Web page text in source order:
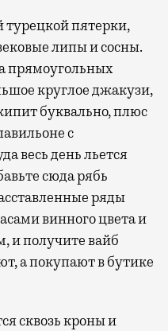
турецкой пятерки,
липы и сосны.
прямоугольных
круглое джакузи,
буквально, плюс
с
весь день льется
сюда рябь
ряды
винного цвета и
и получите вайб
а покупают в бутике
сквозь кроны и